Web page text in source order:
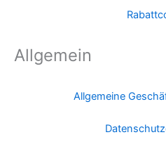
Allgemein
Allgemeine